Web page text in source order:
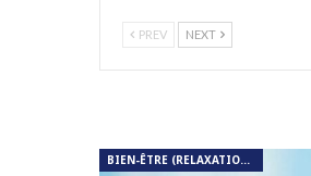
PREV NEXT
BIEN-ÊTRE (RELAXATION, MÉDITATION, SOIN DU CORPS)